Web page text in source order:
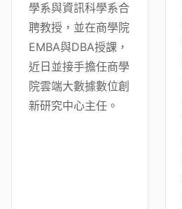
學系與資訊科學系合
聘教授，並在商學院
EMBA與DBA授課，
近日並接手擔任商學
院雲端大數據數位創
新研究中心主任。